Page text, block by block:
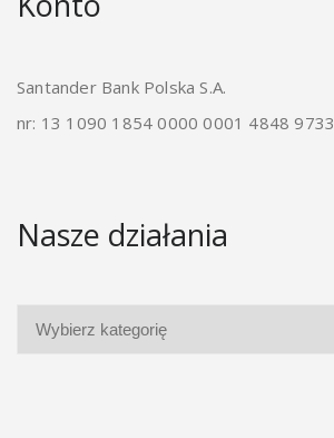
Santander Bank Polska S.A.
nr: 13 1090 1854 0000 0001 4848 9733
Nasze działania